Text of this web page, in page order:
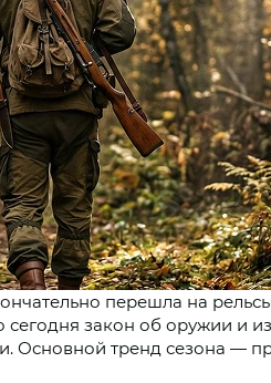
перешла на
закон об оружии и
Основной тренд сезона —